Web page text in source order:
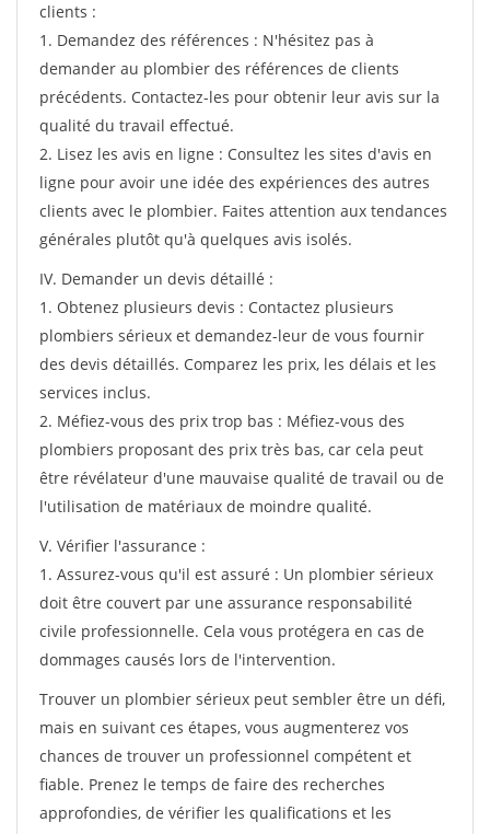
clients :
1. Demandez des références : N'hésitez pas à
demander au plombier des références de clients
précédents. Contactez-les pour obtenir leur avis sur la
qualité du travail effectué.
2. Lisez les avis en ligne : Consultez les sites d'avis en
ligne pour avoir une idée des expériences des autres
clients avec le plombier. Faites attention aux tendances
générales plutôt qu'à quelques avis isolés.
IV. Demander un devis détaillé :
1. Obtenez plusieurs devis : Contactez plusieurs
plombiers sérieux et demandez-leur de vous fournir
des devis détaillés. Comparez les prix, les délais et les
services inclus.
2. Méfiez-vous des prix trop bas : Méfiez-vous des
plombiers proposant des prix très bas, car cela peut
être révélateur d'une mauvaise qualité de travail ou de
l'utilisation de matériaux de moindre qualité.
V. Vérifier l'assurance :
1. Assurez-vous qu'il est assuré : Un plombier sérieux
doit être couvert par une assurance responsabilité
civile professionnelle. Cela vous protégera en cas de
dommages causés lors de l'intervention.
Trouver un plombier sérieux peut sembler être un défi,
mais en suivant ces étapes, vous augmenterez vos
chances de trouver un professionnel compétent et
fiable. Prenez le temps de faire des recherches
approfondies, de vérifier les qualifications et les